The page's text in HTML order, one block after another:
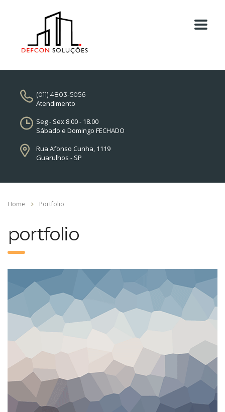
(011) 4803-5056
Atendimento
Seg - Sex 8.00 - 18.00
Sábado e Domingo FECHADO
Rua Afonso Cunha, 1119
Guarulhos - SP
Home Portfolio
portfolio